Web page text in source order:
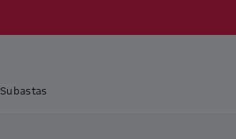
Subastas